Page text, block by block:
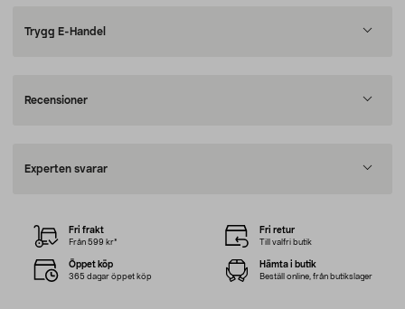
Trygg E-Handel
Recensioner
Experten svarar
Fri frakt
Från 599 kr*
Fri retur
Till valfri butik
Öppet köp
365 dagar öppet köp
Hämta i butik
Beställ online, från butikslager